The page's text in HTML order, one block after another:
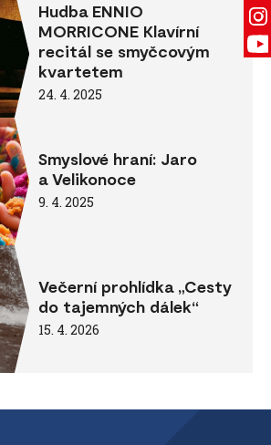
Hudba ENNIO
MORRICONE Klavírní
recitál se smyčcovým
kvartetem
24. 4. 2025
Smyslové hraní: Jaro
a Velikonoce
9. 4. 2025
Večerní prohlídka „Cesty
do tajemných dálek“
15. 4. 2026